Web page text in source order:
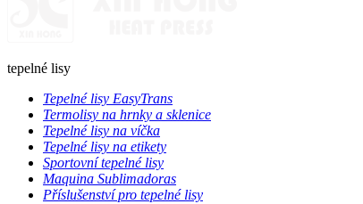
tepelné lisy
Tepelné lisy EasyTrans
Termolisy na hrnky a sklenice
Tepelné lisy na víčka
Tepelné lisy na etikety
Sportovní tepelné lisy
Maquina Sublimadoras
Příslušenství pro tepelné lisy